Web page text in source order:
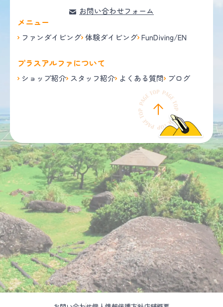
お問い合わせフォーム
メニュー
ファンダイビング 体験ダイビング FunDiving/EN
プラスアルファについて
ショップ紹介 スタッフ紹介 よくある質問 ブログ